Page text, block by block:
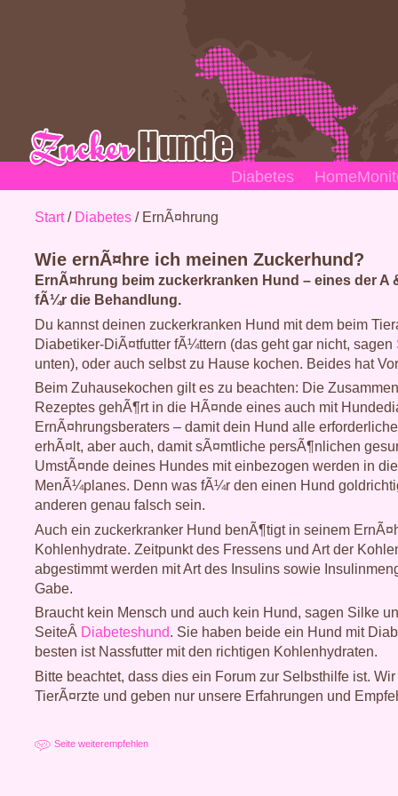
Diabetes
Start/ Diabetes / ErnÃ¤hrung
Wie ernÃ¤hre ich meinen Zuckerhund?
ErnÃ¤hrung beim zuckerkranken Hund – eines der A
fÃ¼r die Behandlung.
Du kannst deinen zuckerkranken Hund mit dem beim
Diabetiker-DiÃ¤tfutter fÃ¼ttern (das geht gar nicht, sagen
unten), oder auch selbst zu Hause kochen. Beides hat
Beim Zuhausekochen gilt es zu beachten: Die
Rezeptes gehÃ¶rt in die HÃ¤nde eines auch mit
ErnÃ¤hrungsberaters – damit dein Hund alle
erhÃ¤lt, aber auch, damit sÃ¤mtliche persÃ¶nlichen
UmstÃ¤nde deines Hundes mit einbezogen werden in
MenÃ¼planes. Denn was fÃ¼r den einen Hund
anderen genau falsch sein.
Auch ein zuckerkranker Hund benÃ¶tigt in seinem
Kohlenhydrate. Zeitpunkt des Fressens und Art der
abgestimmt werden mit Art des Insulins sowie
Gabe.
Braucht kein Mensch und auch kein Hund, sagen Silke
SeiteÂ Diabeteshund. Sie haben beide ein Hund mit
besten ist Nassfutter mit den richtigen Kohlenhydraten.
Bitte beachtet, dass dies ein Forum zur Selbsthilfe ist.
TierÃ¤rzte und geben nur unsere Erfahrungen und
Seite weiterempfehlen